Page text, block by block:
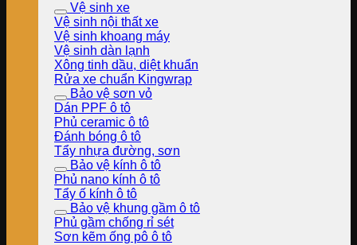
Vệ sinh xe
Vệ sinh nội thất xe
Vệ sinh khoang máy
Vệ sinh dàn lạnh
Xông tinh dầu, diệt khuẩn
Rửa xe chuẩn Kingwrap
Bảo vệ sơn vỏ
Dán PPF ô tô
Phủ ceramic ô tô
Đánh bóng ô tô
Tẩy nhựa đường, sơn
Bảo vệ kính ô tô
Phủ nano kính ô tô
Tẩy ố kính ô tô
Bảo vệ khung gầm ô tô
Phủ gầm chống rỉ sét
Sơn kẽm ống pô ô tô